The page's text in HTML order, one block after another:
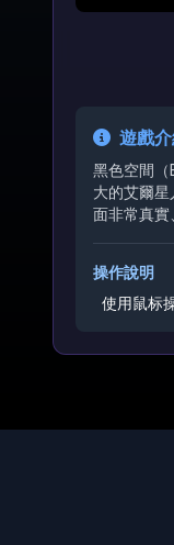
遊戲
黑色空間
大的艾爾
面非常真
操作說明
使用鼠标